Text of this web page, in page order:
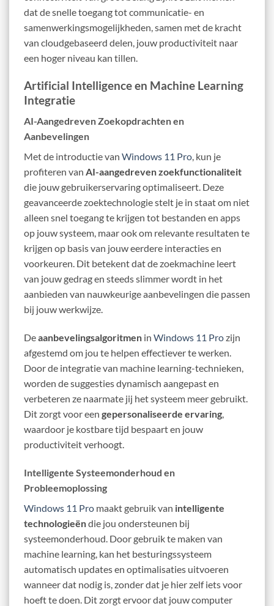
dat de snelle toegang tot communicatie- en
samenwerkingsmogelijkheden, samen met de kracht
van cloudgebaseerd delen, jouw productiviteit naar
een hoger niveau kan tillen.
Artificial Intelligence en Machine Learning
Integratie
AI-Aangedreven Zoekopdrachten en
Aanbevelingen
Met de introductie van Windows 11 Pro, kun je
profiteren van AI-aangedreven zoekfunctionaliteit
die jouw gebruikerservaring optimaliseert. Deze
geavanceerde zoektechnologie stelt je in staat om niet
alleen snel toegang te krijgen tot bestanden en apps
op jouw systeem, maar ook om relevante resultaten te
krijgen op basis van jouw eerdere interacties en
voorkeuren. Dit betekent dat de zoekmachine leert
van jouw gedrag en steeds slimmer wordt in het
aanbieden van nauwkeurige aanbevelingen die passen
bij jouw werkwijze.
Deaanbevelingsalgoritmen in Windows 11 Prozijn
afgestemd om jou te helpen effectiever te werken.
Door de integratie van machine learning-technieken,
worden de suggesties dynamisch aangepast en
verbeteren ze naarmate jij het systeem meer gebruikt.
Dit zorgt voor een gepersonaliseerde ervaring,
waardoor je kostbare tijd bespaart en jouw
productiviteit verhoogt.
Intelligente Systeemonderhoud en
Probleemoplossing
Windows 11 Pro maakt gebruik van intelligente
technologieëndie jou ondersteunen bij
systeemonderhoud. Door gebruik te maken van
machine learning, kan het besturingssysteem
automatisch updates en optimalisaties uitvoeren
wanneer dat nodig is, zonder dat je hier zelf iets voor
hoeft te doen. Dit zorgt ervoor dat jouw computer